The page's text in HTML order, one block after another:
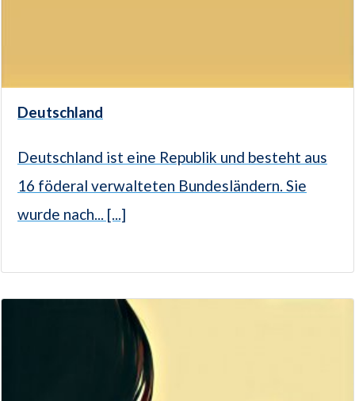
Deutschland
Deutschland ist eine Republik und besteht aus
16 föderal verwalteten Bundesländern. Sie
wurde nach... [...]